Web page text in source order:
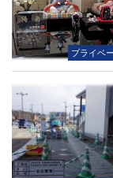
プライベ